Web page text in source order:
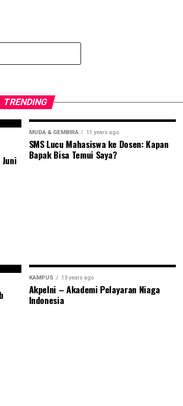
TRENDING
MUDA & GEMBIRA 11 years ago
SMS Lucu Mahasiswa ke Dosen: Kapan
Bapak Bisa Temui Saya?
KAMPUS 13 years ago
Akpelni – Akademi Pelayaran Niaga
Indonesia